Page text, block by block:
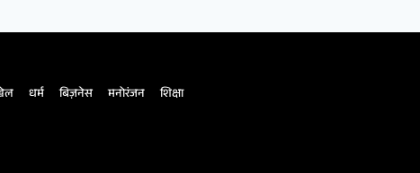
धर्म बिज़नेस मनोरंजन शिक्षा